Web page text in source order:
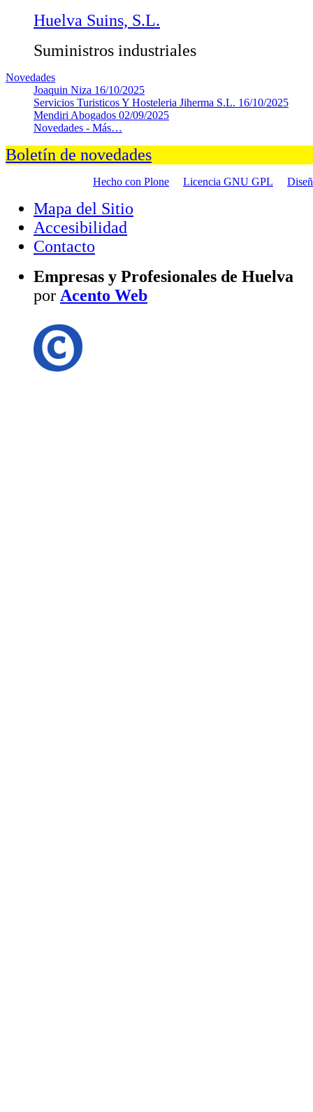
Huelva Suins, S.L.
Suministros industriales
Novedades
Joaquin Niza 16/10/2025
Servicios Turisticos Y Hosteleria Jiherma S.L. 16/10/2025
Mendiri Abogados 02/09/2025
Novedades - Más…
Boletín de novedades
Hecho con Plone Licencia GNU GPL
Mapa del Sitio
Accesibilidad
Contacto
Empresas y Profesionales de Huelva
por Acento Web